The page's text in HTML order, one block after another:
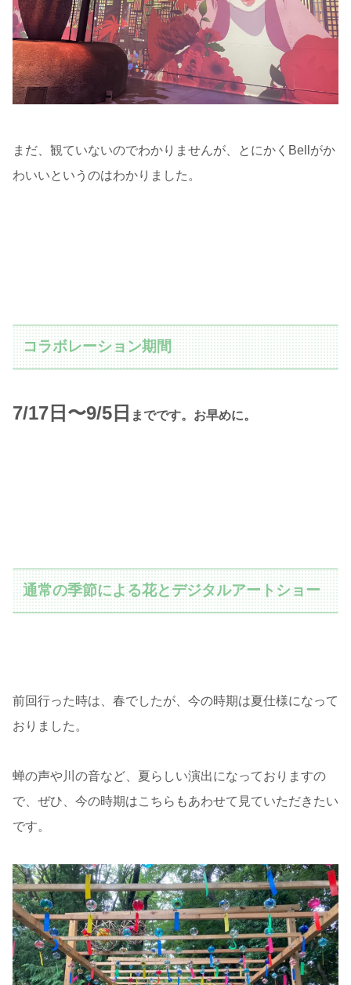
まだ、観ていないのでわかりませんが、とにかくBellがか
わいいというのはわかりました。
コラボレーション期間
7/17日〜9/5日 までです。お早めに。
通常の季節による花とデジタルアートショー
前回行った時は、春でしたが、今の時期は夏仕様になって
おりました。
蝉の声や川の音など、夏らしい演出になっておりますの
で、ぜひ、今の時期はこちらもあわせて見ていただきたい
です。